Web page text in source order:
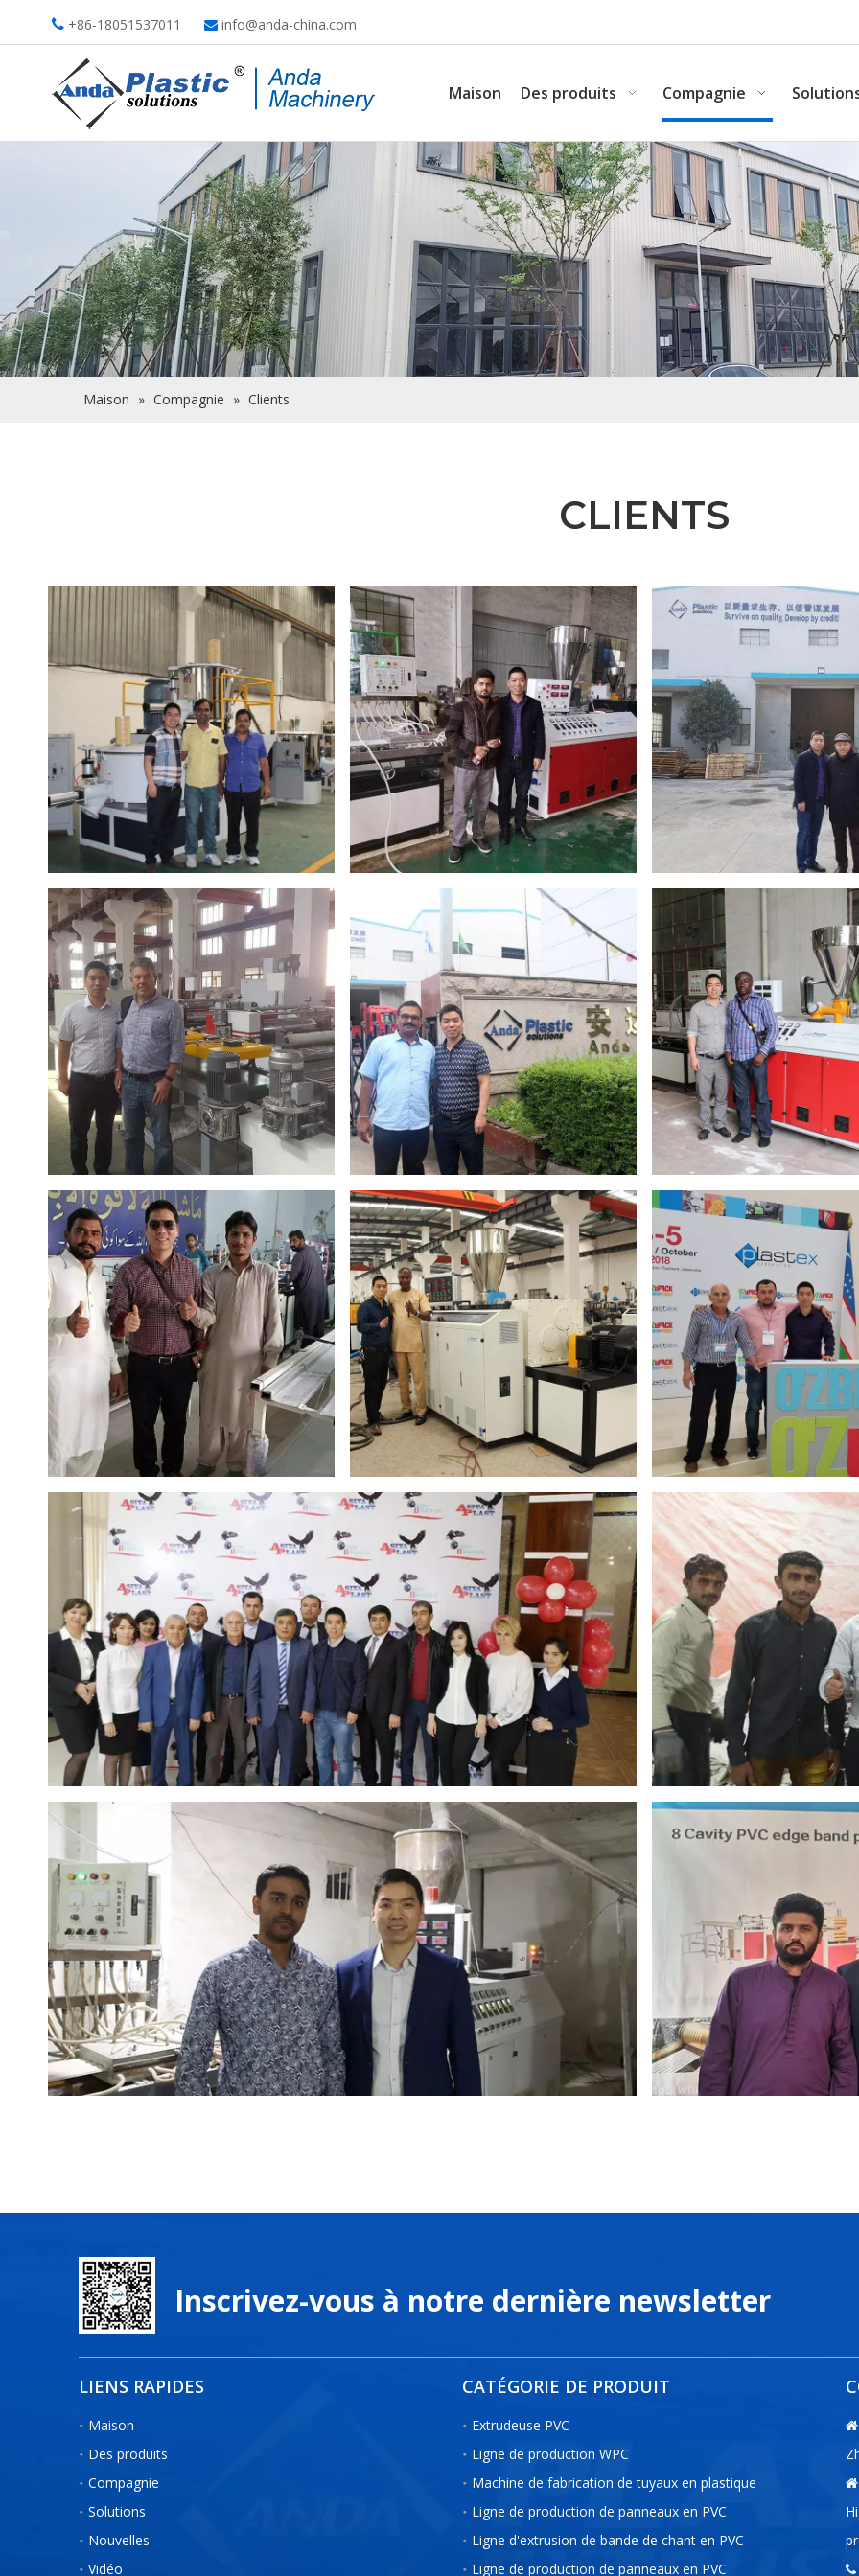
 +86-18051537011  info@anda-china.com
Maison Des produits Compagnie
Maison » Compagnie » Clients
CLIENTS
Inscrivez-vous à notre dernière newsletter
LIENS RAPIDES
Maison
Des produits
Compagnie
Solutions
Nouvelles
Vidéo
CATÉGORIE DE PRODUIT
Extrudeuse PVC
Ligne de production WPC
Machine de fabrication de tuyaux en plastique
Ligne de production de panneaux en PVC
Ligne d'extrusion de bande de chant en PVC
Ligne de production de panneaux en PVC


